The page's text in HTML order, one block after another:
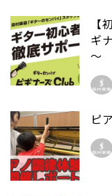
【
ギ
～
ピ